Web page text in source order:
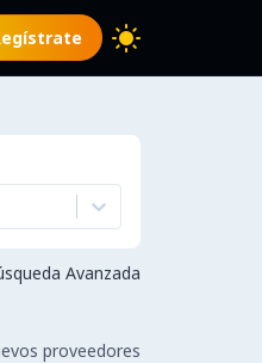
Avanzada
proveedores